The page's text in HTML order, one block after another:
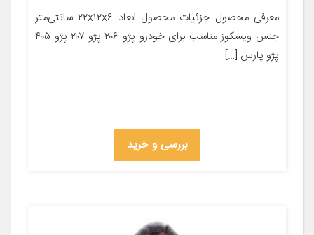
معرفی محصول جزئیات محصول ابعاد ۲۲x۱۲x۶ سانتی‌متر
جنس ویسکوز مناسب برای خودرو پژو ۲۰۶ پژو ۲۰۷ پژو ۴۰۵
پژو پارس […]
بررسی و خرید